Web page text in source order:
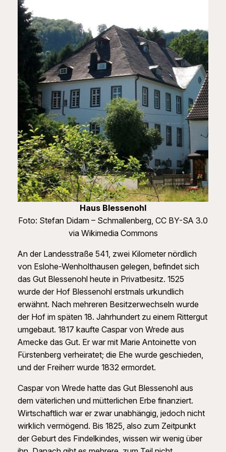
Haus Blessenohl
Foto: Stefan Didam – Schmallenberg, CC BY-SA 3.0
via Wikimedia Commons
An der Landesstraße 541, zwei Kilometer nördlich
von Eslohe-Wenholthausen gelegen, befindet sich
das Gut Blessenohl heute in Privatbesitz. 1525
wurde der Hof Blessenohl erstmals urkundlich
erwähnt. Nach mehreren Besitzerwechseln wurde
der Hof im späten 18. Jahrhundert zu einem Rittergut
umgebaut. 1817 kaufte Caspar von Wrede aus
Amecke das Gut. Er war mit Marie Antoinette von
Fürstenberg verheiratet; die Ehe wurde geschieden,
und der Freiherr wurde 1832 ermordet.
Caspar von Wrede hatte das Gut Blessenohl aus
dem väterlichen und mütterlichen Erbe finanziert.
Wirtschaftlich war er zwar unabhängig, jedoch nicht
wirklich vermögend. Bis 1825, also zum Zeitpunkt
der Geburt des Findelkindes, wissen wir wenig über